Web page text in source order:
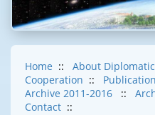
Home :: About
Cooperation ::
Archive 2011-2016
::
Contact ::